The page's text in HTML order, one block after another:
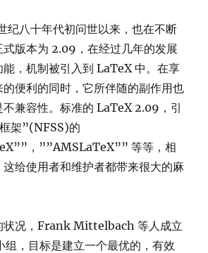
纪八十年代初问世以来，也在不断
式版本为 2.09，在经过几年的发展
能，机制被引入到 LaTeX 中。在享
便利的同时，它所伴随的副作用也
兼容性。标准的 LaTeX 2.09，引
架”(NFSS)的
，””AMSLaTeX”” 等等，相
给使用者和维护者都带来很大的麻
状况，Frank Mittelbach 等人成立
组，目标是建立一个最优的，有效